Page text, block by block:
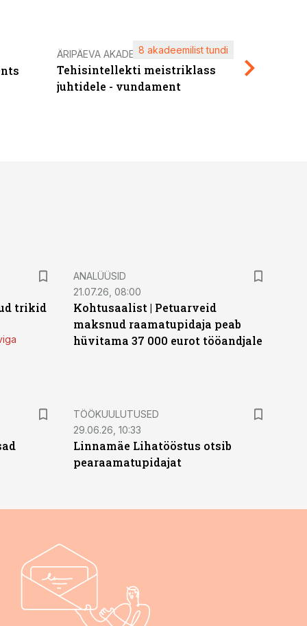
ÄRIPÄEVA AKADEEMIA
Tehisintellekti meistriklass
juhtidele - vundament
8 akadeemilist tundi
trikid
ANALÜÜSID
21.07.26, 08:00
Kohtusaalist | Petuarveid
maksnud raamatupidaja peab
hüvitama 37 000 eurot tööandjale
ST
TÖÖKUULUTUSED
29.06.26, 10:33
Linnamäe Lihatööstus otsib
pearaamatupidajat